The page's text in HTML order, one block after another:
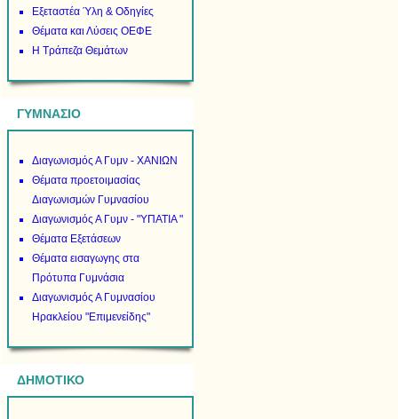
Εξεταστέα Ύλη & Οδηγίες
Θέματα και Λύσεις ΟΕΦΕ
Η Τράπεζα Θεμάτων
ΓΥΜΝΑΣΙΟ
Διαγωνισμός Α Γυμν - ΧΑΝΙΩΝ
Θέματα προετοιμασίας
Διαγωνισμών Γυμνασίου
Διαγωνισμός Α Γυμν - "ΥΠΑΤΙΑ "
Θέματα Εξετάσεων
Θέματα εισαγωγης στα
Πρότυπα Γυμνάσια
Διαγωνισμός Α Γυμνασίου
Ηρακλείου "Επιμενείδης"
ΔΗΜΟΤΙΚΟ